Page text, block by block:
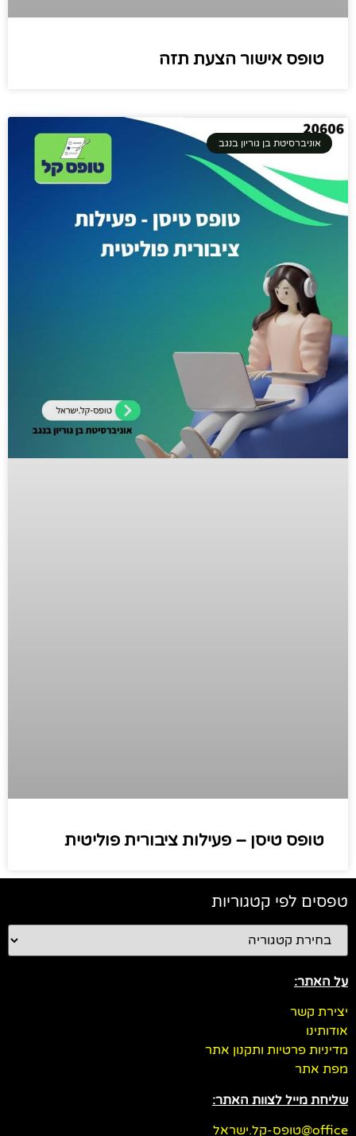
טופס אישור הצעת תזה
אוניברסיטת בן גוריון בנגב
טופס טיסן – פעילות ציבורית פוליטית​
טפסים לפי קטגוריות
על האתר:
יצירת קשר
אודותינו
מדיניות פרטיות ותקנון אתר
מפת אתר
שליחת מייל לצוות האתר:
office@טופס-קל.ישראל